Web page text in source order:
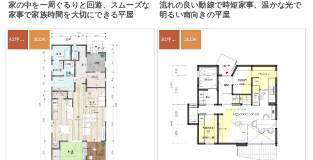
家の中を一周ぐるりと回遊、スムーズな
家事で家族時間を大切にできる平屋
流れの良い動線で時短家事、温かな光で
明るい南向きの平屋
42坪～45坪 3LDK 30坪～33坪 2LDK